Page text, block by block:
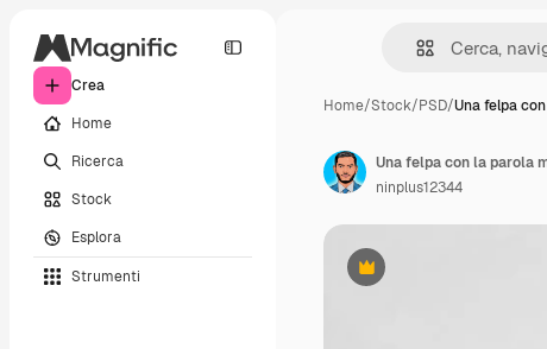
Crea
Home
Ricerca
Stock
Esplora
Strumenti
Home/Stock/PSD/Una felpa
Premium
Una felpa con la parola
ninplus12344